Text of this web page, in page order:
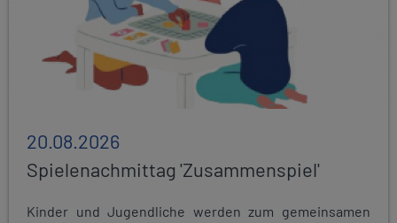
20.08.2026
Spielenachmittag 'Zusammenspiel'
Kinder und Jugendliche werden zum gemeinsamen